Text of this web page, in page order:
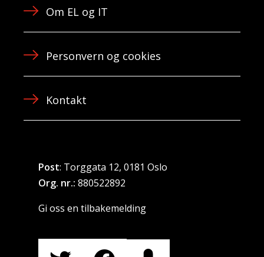
Om EL og IT
Personvern og cookies
Kontakt
Post: Torggata 12, 0181 Oslo
Org. nr.: 880522892
Gi oss en tilbakemelding